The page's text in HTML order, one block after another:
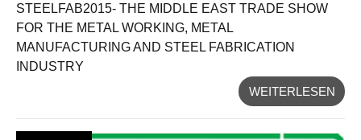
STEELFAB2015- THE MIDDLE EAST TRADE SHOW
FOR THE METAL WORKING, METAL
MANUFACTURING AND STEEL FABRICATION
INDUSTRY
WEITERLESEN